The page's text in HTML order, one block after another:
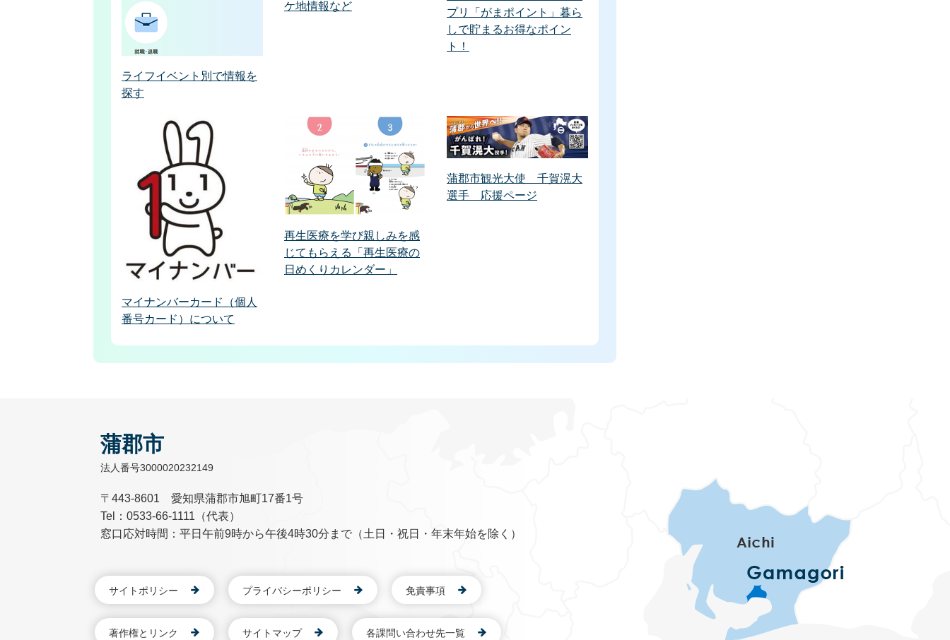
ライフイベント別で情報を
探す
ケ地情報など
プリ「がまポイント」暮ら
しで貯まるお得なポイン
ト！
マイナンバーカード（個人
番号カード）について
再生医療を学び親しみを感
じてもらえる「再生医療の
日めくりカレンダー」
蒲郡市観光大使 千賀滉大
選手 応援ページ
蒲郡市
法人番号3000020232149
〒443-8601 愛知県蒲郡市旭町17番1号
Tel：0533-66-1111（代表）
窓口応対時間：平日午前9時から午後4時30分まで（土日・祝日・年末年始を除く）
サイトポリシー プライバシーポリシー 免責事項
著作権とリンク サイトマップ 各課問い合わせ先一覧